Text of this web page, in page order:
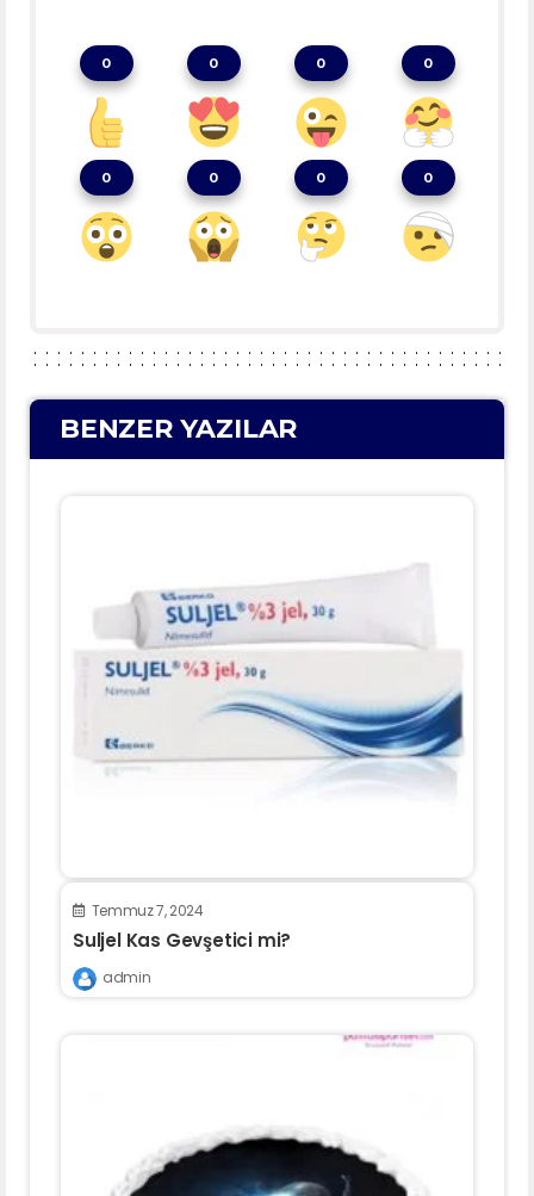
0 0 0 0
0 0 0 0
BENZER YAZILAR
Temmuz 7, 2024
Suljel Kas Gevşetici mi?
admin